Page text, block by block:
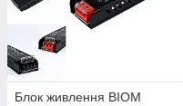
Блок живлення BIOM